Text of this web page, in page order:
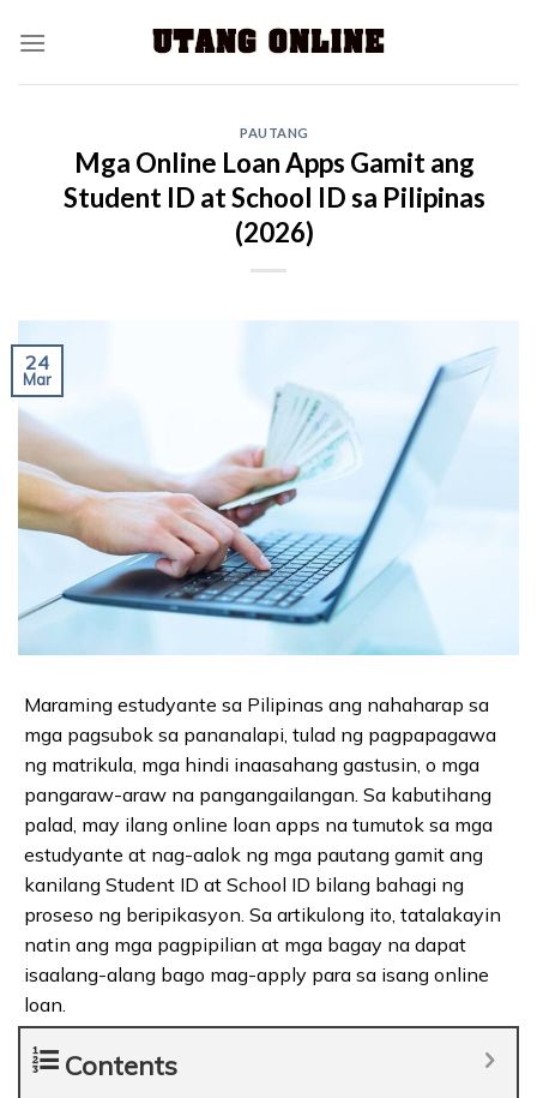
PAUTANG
Mga Online Loan Apps Gamit ang
Student ID at School ID sa Pilipinas
(2026)
24
Mar
Maraming estudyante sa Pilipinas ang nahaharap sa
mga pagsubok sa pananalapi, tulad ng pagpapagawa
ng matrikula, mga hindi inaasahang gastusin, o mga
pangaraw-araw na pangangailangan. Sa kabutihang
palad, may ilang online loan apps na tumutok sa mga
estudyante at nag-aalok ng mga pautang gamit ang
kanilang Student ID at School ID bilang bahagi ng
proseso ng beripikasyon. Sa artikulong ito, tatalakayin
natin ang mga pagpipilian at mga bagay na dapat
isaalang-alang bago mag-apply para sa isang online
loan.
Contents